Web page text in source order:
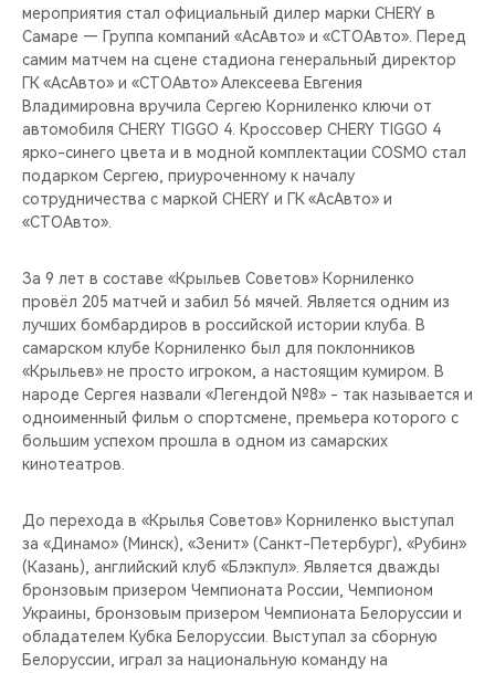
ВИДЕООБЗОРЫ
CHERY ДЛЯ ДЕТЕЙ
мероприятия стал официальный дилер марки CHERY в
Самаре — Группа компаний «АсАвто» и «СТОАвто». Перед
самим матчем на сцене стадиона генеральный директор
ГК «АсАвто» и «СТОАвто» Алексеева Евгения
Владимировна вручила Сергею Корниленко ключи от
автомобиля CHERY TIGGO 4. Кроссовер CHERY TIGGO 4
ярко-синего цвета и в модной комплектации COSMO стал
подарком Сергею, приуроченному к началу
сотрудничества с маркой CHERY и ГК «АсАвто» и
«СТОАвто».
За 9 лет в составе «Крыльев Советов» Корниленко
провёл 205 матчей и забил 56 мячей. Является одним из
лучших бомбардиров в российской истории клуба. В
самарском клубе Корниленко был для поклонников
«Крыльев» не просто игроком, а настоящим кумиром. В
народе Сергея назвали «Легендой №8» - так называется и
одноименный фильм о спортсмене, премьера которого с
большим успехом прошла в одном из самарских
кинотеатров.
До перехода в «Крылья Советов» Корниленко выступал
за «Динамо» (Минск), «Зенит» (Санкт-Петербург), «Рубин»
(Казань), английский клуб «Блэкпул». Является дважды
бронзовым призером Чемпионата России, Чемпионом
Украины, бронзовым призером Чемпионата Белоруссии и
обладателем Кубка Белоруссии. Выступал за сборную
Белоруссии, играл за национальную команду на